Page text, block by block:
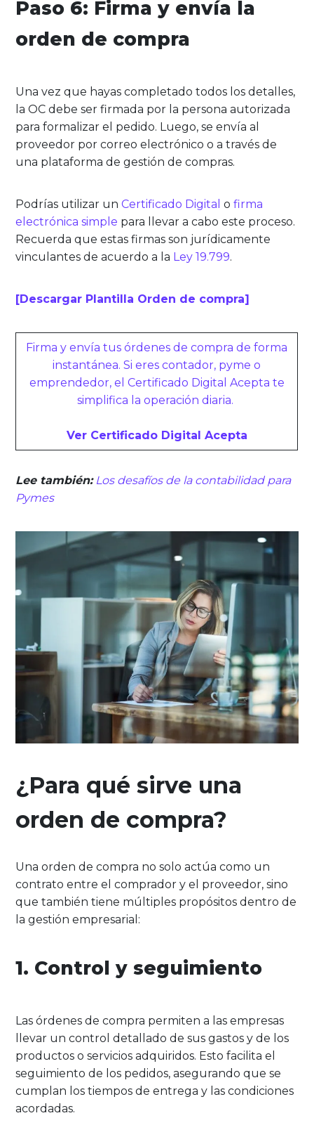
Paso 6: Firma y envía la
orden de compra
Una vez que hayas completado todos los detalles,
la OC debe ser firmada por la persona autorizada
para formalizar el pedido. Luego, se envía al
proveedor por correo electrónico o a través de
una plataforma de gestión de compras.
Podrías utilizar unCertificado Digital ofirma
electrónica simple para llevar a cabo este proceso.
Recuerda que estas firmas son jurídicamente
vinculantes de acuerdo a la Ley 19.799.
[Descargar Plantilla Orden de compra]
Firma y envía tus órdenes de compra de forma
instantánea. Si eres contador, pyme o
emprendedor, el Certificado Digital Acepta te
simplifica la operación diaria.
Ver Certificado Digital Acepta
Lee también: Los desafíos de la contabilidad para
Pymes
¿Para qué sirve una
orden de compra?
Una orden de compra no solo actúa como un
contrato entre el comprador y el proveedor, sino
que también tiene múltiples propósitos dentro de
la gestión empresarial:
1. Control y seguimiento
Las órdenes de compra permiten a las empresas
llevar un control detallado de sus gastos y de los
productos o servicios adquiridos. Esto facilita el
seguimiento de los pedidos, asegurando que se
cumplan los tiempos de entrega y las condiciones
acordadas.